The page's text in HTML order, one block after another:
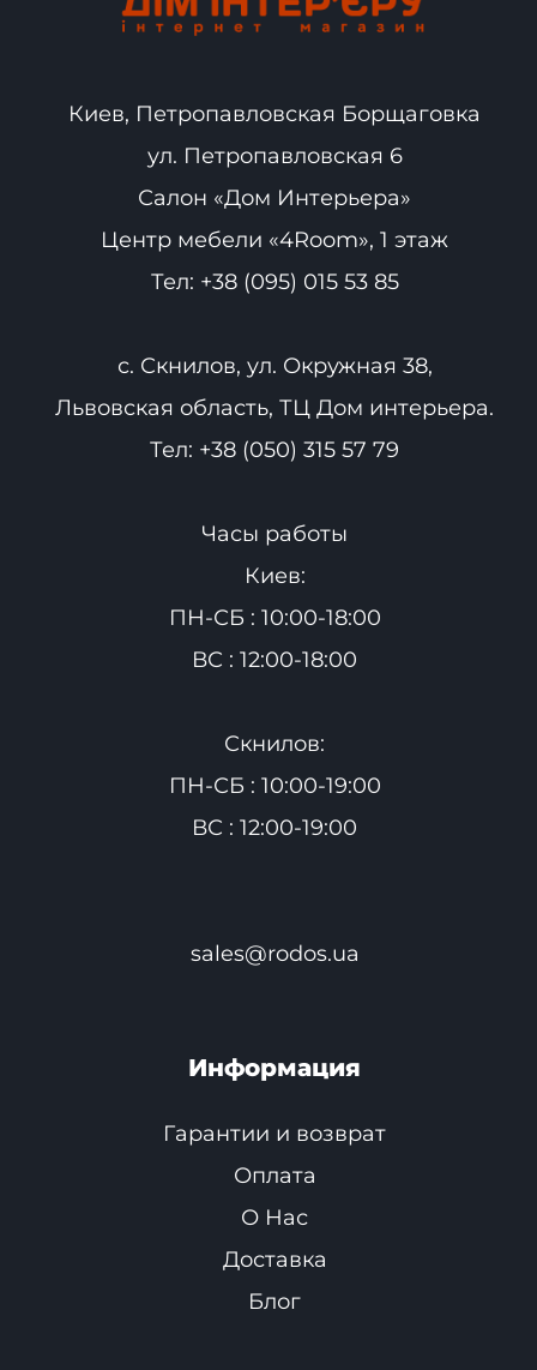
Киев, Петропавловская Борщаговка
ул. Петропавловская 6
Салон «Дом Интерьера»
Центр мебели «4Room», 1 этаж
Тел: +38 (095) 015 53 85
с. Скнилов, ул. Окружная 38,
Львовская область, ТЦ Дом интерьера.
Тел: +38 (050) 315 57 79
Часы работы
Киев:
ПН-СБ : 10:00-18:00
ВС : 12:00-18:00
Скнилов:
ПН-СБ : 10:00-19:00
ВС : 12:00-19:00
sales@rodos.ua
Информация
Гарантии и возврат
Оплата
О Нас
Доставка
Блог